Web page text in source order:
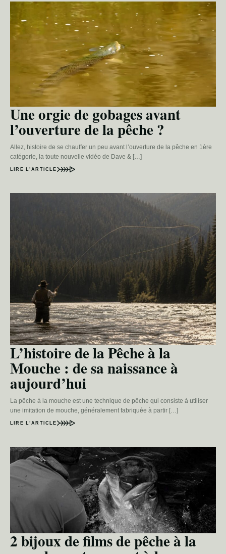
Une orgie de gobages avant
l’ouverture de la pêche ?
Allez, histoire de se chauffer un peu avant l’ouverture de la pêche en 1ère
catégorie, la toute nouvelle vidéo de Dave & […]
LIRE L’ARTICLE
L’histoire de la Pêche à la
Mouche : de sa naissance à
aujourd’hui
La pêche à la mouche est une technique de pêche qui consiste à utiliser
une imitation de mouche, généralement fabriquée à partir […]
LIRE L’ARTICLE
2 bijoux de films de pêche à la